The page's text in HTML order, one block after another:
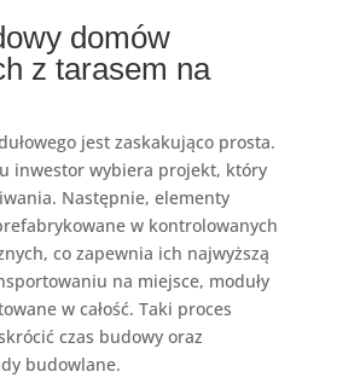
domów
z tarasem na
jest zaskakująco prosta.
inwestor wybiera projekt, który
Następnie, elementy
w kontrolowanych
co zapewnia ich najwyższą
na miejsce, moduły
w całość. Taki proces
czas budowy oraz
budowlane.